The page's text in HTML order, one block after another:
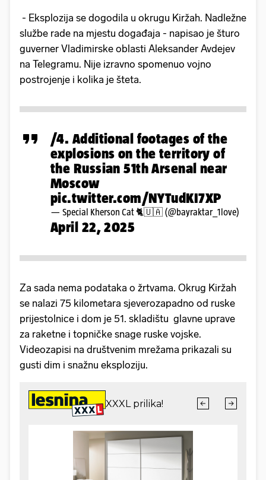
- Eksplozija se dogodila u okrugu Kiržah. Nadležne
službe rade na mjestu događaja - napisao je šturo
guverner Vladimirske oblasti Aleksander Avdejev
na Telegramu. Nije izravno spomenuo vojno
postrojenje i kolika je šteta.
/4. Additional footages of the
explosions on the territory of
the Russian 51th Arsenal near
Moscow
pic.twitter.com/NYTudKI7XP
— Special Kherson Cat 🐈🇺🇦 (@bayraktar_1love)
April 22, 2025
Za sada nema podataka o žrtvama. Okrug Kiržah
se nalazi 75 kilometara sjeverozapadno od ruske
prijestolnice i dom je 51. skladištu glavne uprave
za raketne i topničke snage ruske vojske.
Videozapisi na društvenim mrežama prikazali su
gusti dim i snažnu eksploziju.